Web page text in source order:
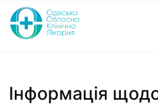
Інформація